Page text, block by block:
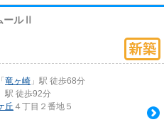
ールⅡ
「 竜ヶ崎 」駅 徒歩68分
」駅 徒歩92分
丘 ４丁目２番地５